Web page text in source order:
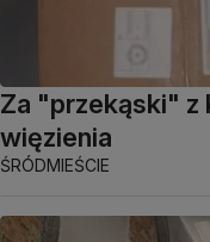
Za "przekąski" z
więzienia
ŚRÓDMIEŚCIE